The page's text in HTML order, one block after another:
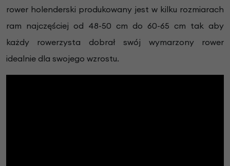
rower holenderski produkowany jest w kilku rozmiarach
ram najczęściej od 48-50 cm do 60-65 cm tak aby
każdy rowerzysta dobrał swój wymarzony rower
idealnie dla swojego wzrostu.